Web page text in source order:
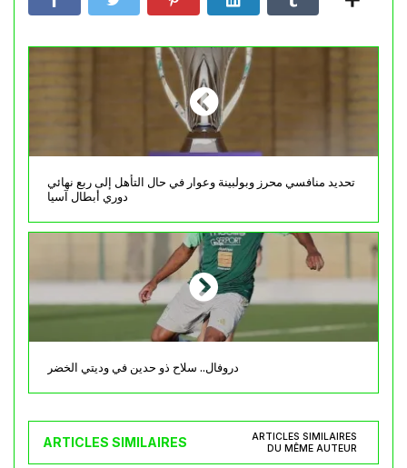
تحديد منافسي محرز وبولبينة وعوار في حال التأهل إلى ربع نهائي
دوري أبطال آسيا
دروفال.. سلاح ذو حدين في وديتي الخضر
ARTICLES SIMILAIRES
ARTICLES SIMILAIRES
DU MÊME AUTEUR